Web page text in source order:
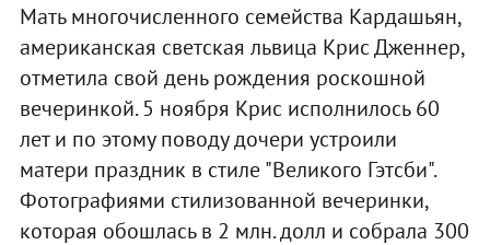
Мать многочисленного семейства Кардашьян,
американская светская львица Крис Дженнер,
отметила свой день рождения роскошной
вечеринкой. 5 ноября Крис исполнилось 60
лет и по этому поводу дочери устроили
матери праздник в стиле "Великого Гэтсби".
Фотографиями стилизованной вечеринки,
которая обошлась в 2 млн. долл и собрала 300